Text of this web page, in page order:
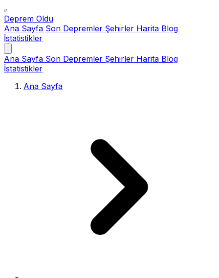
Deprem Oldu
Ana Sayfa Son Depremler Şehirler Harita Blog
İstatistikler
Ana Sayfa Son Depremler Şehirler Harita Blog
İstatistikler
Ana Sayfa